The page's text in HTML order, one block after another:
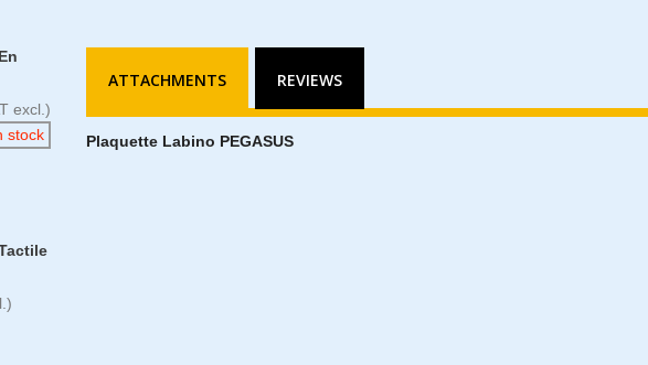
excl.)
stock
ATTACHMENTS REVIEWS
Plaquette Labino PEGASUS